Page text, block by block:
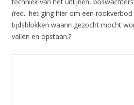
(red.: het ging hier om een rookverbod
tijdsblokken waarin gezocht mocht
vallen en opstaan.?